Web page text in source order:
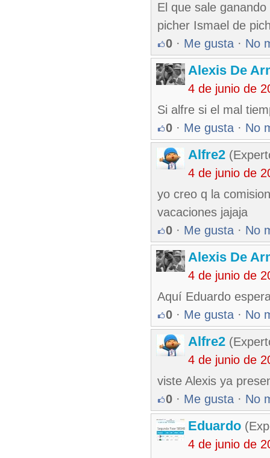
El que sale
picher Ismael de
0 · Me gusta · No
Alexis De
4 de junio de
Si alfre si el mal
0 · Me gusta · No
Alfre2
4 de junio de
yo creo q la
vacaciones jajaja
0 · Me gusta · No
Alexis De
4 de junio de
Aquí Eduardo
0 · Me gusta · No
Alfre2
4 de junio de
viste Alexis ya
0 · Me gusta · No
Eduardo
4 de junio de